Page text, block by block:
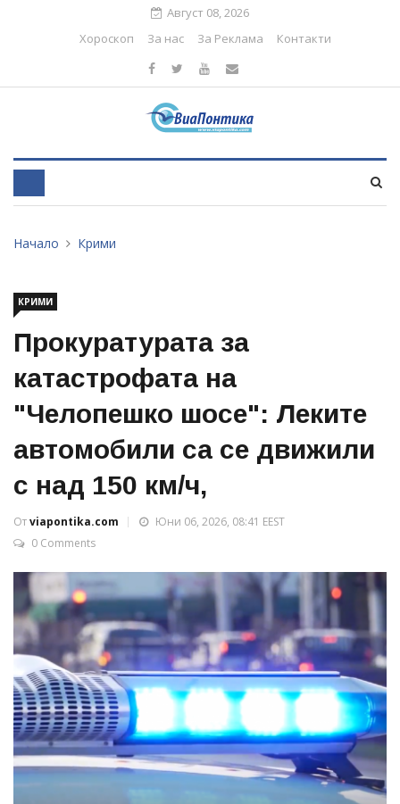
Август 08, 2026
Хороскоп
За нас За Реклама Контакти
Начало Крими
КРИМИ
Прокуратурата за
катастрофата на
"Челопешко шосе": Леките
автомобили са се движили
с над 150 км/ч,
Отviapontika.com
Юни 06, 2026, 08:41 EEST
0 Comments